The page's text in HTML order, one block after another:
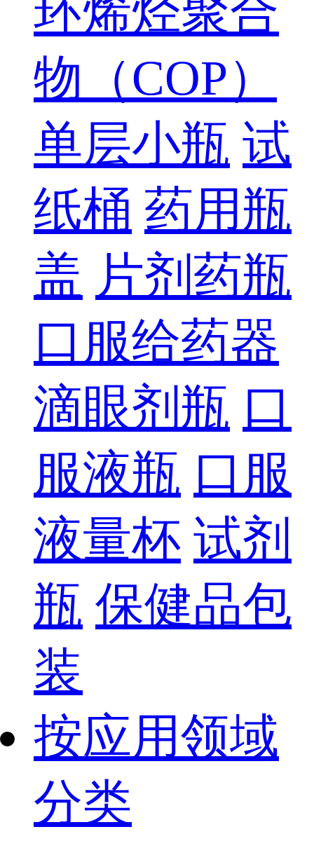
环烯烃聚合
物（COP）
单层小瓶 试
纸桶 药用瓶
盖 片剂药瓶
口服给药器
滴眼剂瓶 口
服液瓶 口服
液量杯 试剂
瓶 保健品包
装
按应用领域
分类